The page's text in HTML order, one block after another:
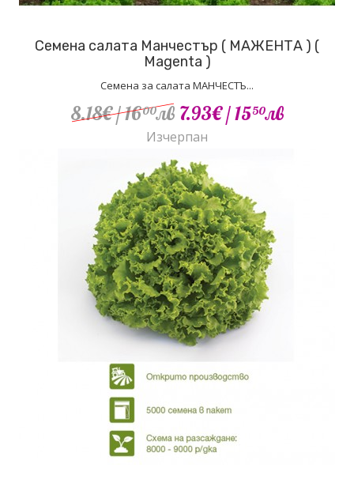
Семена салата Манчестър ( МАЖЕНТА ) (
Magenta )
Семена за салата МАНЧЕСТЪ...
8.18€/ 1600лв 7.93€/ 1550лв
Изчерпан